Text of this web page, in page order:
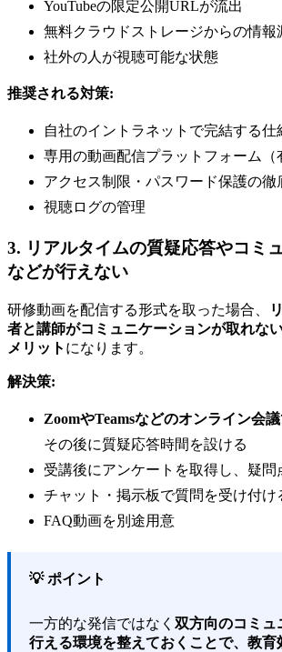
YouTubeの限定公開URLが流出
無料クラウドストレージからの情報
社外の人が視聴可能な状態
推奨される対策:
自社のイントラネットで完結する仕
専用の動画配信プラットフォーム（
アクセス制限・パスワード保護の徹
視聴ログの管理
3. リアルタイムの質疑応答やコミ
などが行えない
研修動画を配信する形式を取った場合、
者と講師がコミュニケーションが取れな
メリット になります。
解決策:
ZoomやTeamsなどのオンライン会
その後に質疑応答時間を設ける
受講後にアンケートを取得し、疑問
チャット・掲示板で質問を受け付け
FAQ動画を別途用意
💡 ポイント
一方的な発信ではなく 双方向のコミュ
行える環境を整えておくことで、教育